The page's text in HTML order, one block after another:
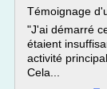
Témoignage
"J'ai démarré
étaient
activité
Cela...